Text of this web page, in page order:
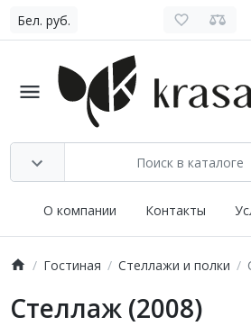
Бел. руб.
О компании Контакты
Гостиная Стеллажи и полки
Стеллаж (2008)